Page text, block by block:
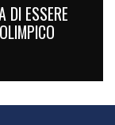
DI ESSERE